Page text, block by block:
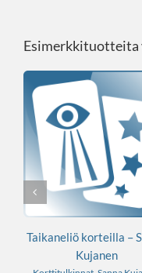
Esimerkkituotteita
Taikaneliö korteilla –
Kujanen